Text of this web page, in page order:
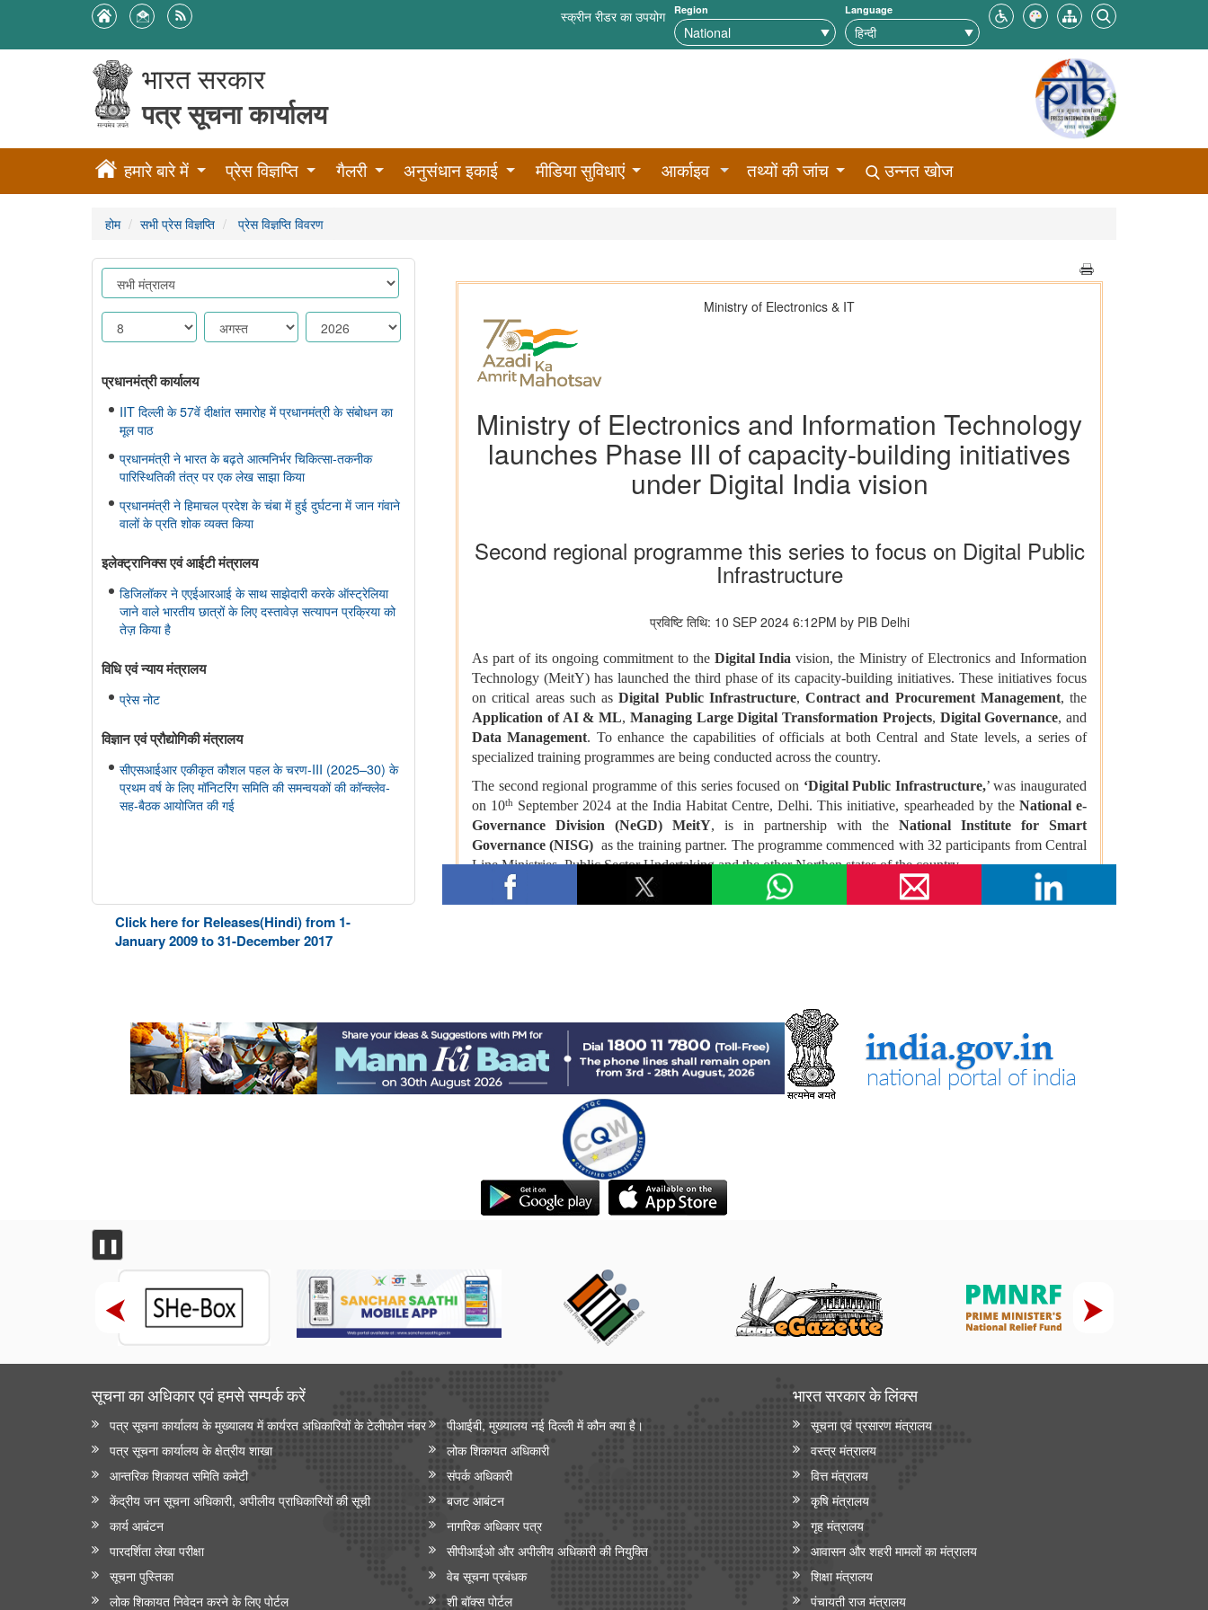
स्क्रीन रीडर का उपयोग Region Language
भारत सरकार
पत्र सूचना कार्यालय
हमारे बारे में प्रेस विज्ञप्ति गैलरी अनुसंधान इकाई मीडिया सुविधाएं आर्काइव तथ्यों की जांच उन्नत खोज
होम सभी प्रेस विज्ञप्ति प्रेस विज्ञप्ति विवरण
प्रधानमंत्री कार्यालय
IIT दिल्ली के 57वें दीक्षांत समारोह में प्रधानमंत्री के संबोधन का
मूल पाठ
प्रधानमंत्री ने भारत के बढ़ते आत्मनिर्भर चिकित्सा-तकनीक
पारिस्थितिकी तंत्र पर एक लेख साझा किया
प्रधानमंत्री ने हिमाचल प्रदेश के चंबा में हुई दुर्घटना में जान गंवाने
वालों के प्रति शोक व्यक्त किया
इलेक्ट्रानिक्स एवं आईटी मंत्रालय
डिजिलॉकर ने एएईआरआई के साथ साझेदारी करके ऑस्ट्रेलिया
जाने वाले भारतीय छात्रों के लिए दस्तावेज़ सत्यापन प्रक्रिया को
तेज़ किया है
विधि एवं न्‍याय मंत्रालय
प्रेस नोट
विज्ञान एवं प्रौद्योगिकी मंत्रालय
सीएसआईआर एकीकृत कौशल पहल के चरण-III (2025–30) के
प्रथम वर्ष के लिए मॉनिटरिंग समिति की समन्वयकों की कॉन्क्लेव-
सह-बैठक आयोजित की गई
Click here for Releases(Hindi) from 1-
January 2009 to 31-December 2017
❚❚
सूचना का अधिकार एवं हमसे सम्‍पर्क करें
पत्र सूचना कार्यालय के मुख्यालय में कार्यरत अधिकारियों के टेलीफोन नंबर
पीआईबी, मुख्यालय नई दिल्ली में कौन क्या है।
पत्र सूचना कार्यालय के क्षेत्रीय शाखा
लोक शिकायत अधिकारी
आन्‍तरिक शिकायत समिति कमेटी
संपर्क अधिकारी
केंद्रीय जन सूचना अधिकारी, अपीलीय प्राधिकारियों की सूची
बजट आबंटन
कार्य आबंटन
नागरिक अधिकार पत्र
पारदर्शिता लेखा परीक्षा
सीपीआईओ और अपी‍लीय अधिकारी की नियुक्ति
सूचना पुस्तिका
वेब सूचना प्रबंधक
लोक शिकायत निवेदन करने के लिए पोर्टल
शी बॉक्स पोर्टल
भारत सरकार के लिंक्‍स
सूचना एवं प्रसारण मंत्रालय
वस्त्र मंत्रालय
वित्त मंत्रालय
कृषि मंत्रालय
गृह मंत्रालय
आवासन और शहरी मामलों का मंत्रालय
शिक्षा मंत्रालय
पंचायती राज मंत्रालय